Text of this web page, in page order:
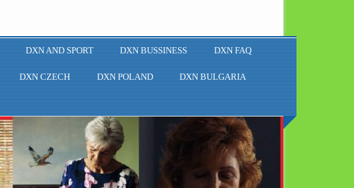
DXN AND SPORT DXN BUSSINESS DXN FAQ
DXN CZECH DXN POLAND DXN BULGARIA